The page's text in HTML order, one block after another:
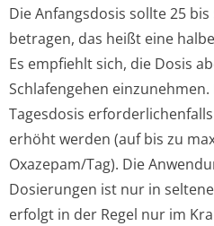
Die Anfangsdosis sollte 25 bis
betragen, das heißt eine
Es empfiehlt sich, die Dosis
Schlafengehen
Tagesdosis
erhöht werden (auf bis zu
Oxazepam/Tag). Die
Dosierungen ist nur in
erfolgt in der Regel nur im